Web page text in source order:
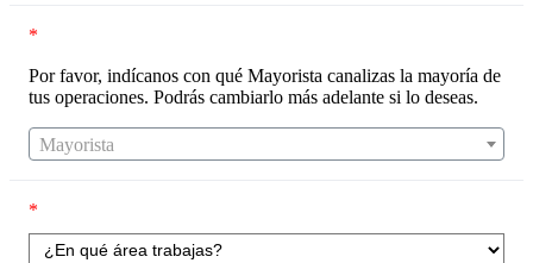
*
Por favor, indícanos con qué Mayorista canalizas la mayoría de
tus operaciones. Podrás cambiarlo más adelante si lo deseas.
Mayorista
*